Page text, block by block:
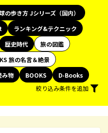
の歩き方 Jシリーズ（国内）
ランキング&テクニック
歴史時代
旅の図鑑
旅の名言＆絶景
み物 BOOKS
D-Books
絞り込み条件を追加